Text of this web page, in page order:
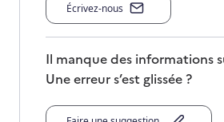
Écrivez-nous
Il manque des informations
Une erreur s’est glissée ?